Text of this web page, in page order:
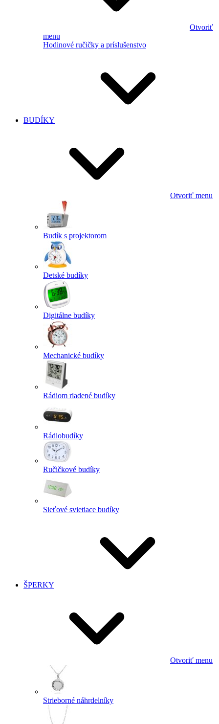
Otvoriť
menu
Hodinové ručičky a príslušenstvo
BUDÍKY
Otvoriť menu
Budík s projektorom
Detské budíky
Digitálne budíky
Mechanické budíky
Rádiom riadené budíky
Rádiobudíky
Ručičkové budíky
Sieťové svietiace budíky
ŠPERKY
Otvoriť menu
Strieborné náhrdelníky